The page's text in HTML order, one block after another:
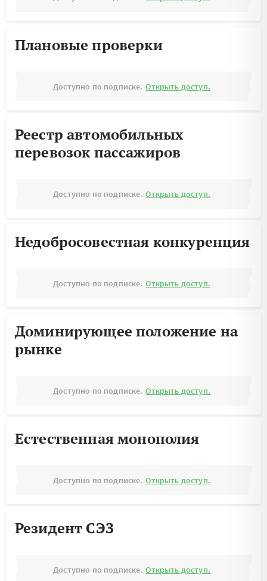
Плановые проверки
Доступно по подписке. Открыть доступ.
Реестр автомобильных
перевозок пассажиров
Доступно по подписке. Открыть доступ.
Недобросовестная конкуренция
Доступно по подписке. Открыть доступ.
Доминирующее положение на
рынке
Доступно по подписке. Открыть доступ.
Естественная монополия
Доступно по подписке. Открыть доступ.
Резидент СЭЗ
Доступно по подписке. Открыть доступ.